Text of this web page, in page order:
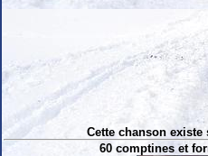
Cette chanson
60 comptines et